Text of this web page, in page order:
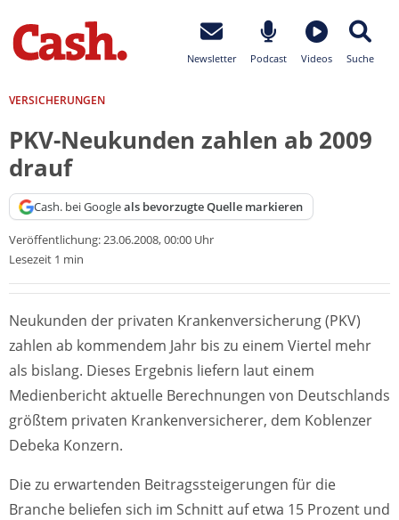
Newsletter Podcast Videos Suche
VERSICHERUNGEN
PKV-Neukunden zahlen ab 2009
drauf
Cash. bei Googleals bevorzugte Quelle markieren
Veröffentlichung:23.06.2008, 00:00 Uhr
Lesezeit 1 min
Neukunden der privaten Krankenversicherung (PKV)
zahlen ab kommendem Jahr bis zu einem Viertel mehr
als bislang. Dieses Ergebnis liefern laut einem
Medienbericht aktuelle Berechnungen von Deutschlands
größtem privaten Krankenversicherer, dem Koblenzer
Debeka Konzern.
Die zu erwartenden Beitragssteigerungen für die
Branche beliefen sich im Schnitt auf etwa 15 Prozent und